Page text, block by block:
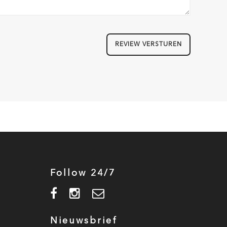
REVIEW VERSTUREN
Follow 24/7
Nieuwsbrief